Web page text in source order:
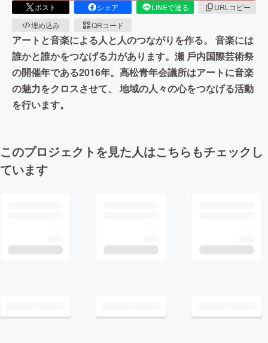
ポスト シェア LINEで送る
URLコピー
埋め込み
QRコード
アートと音楽による人と人のつながりを作る。 音楽には
誰かと誰かをつなげる⼒があります。瀬 ⼾内国際芸術祭
の開催年である2016年。⾼松⻘年会議所はアートに音楽
の魅⼒をクロスさせて、 地域の人々の⼼をつなげる活動
を⾏います。
このプロジェクトを見た人はこちらもチェックし
ています